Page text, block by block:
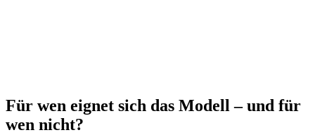
Für wen eignet sich das Modell – und für
wen nicht?